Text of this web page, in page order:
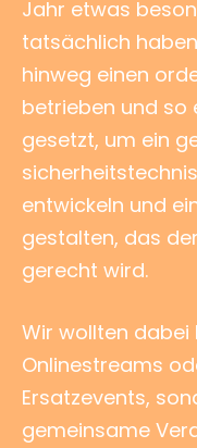
Jahr etwas
tatsächlich
hinweg einen
betrieben und so
gesetzt, um ein
entwickeln und
gestalten, das
gerecht wird.
Wir wollten dabei
Onlinestreams
Ersatzevents,
gemeinsame